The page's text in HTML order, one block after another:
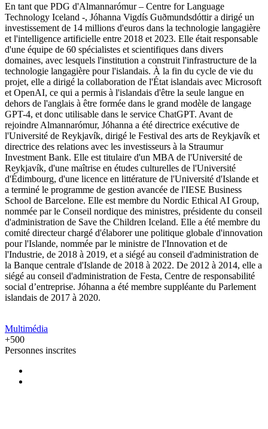
En tant que PDG d'Almannarómur – Centre for Language
Technology Iceland -, Jóhanna Vigdís Guðmundsdóttir a dirigé un
investissement de 14 millions d'euros dans la technologie langagière
et l'intelligence artificielle entre 2018 et 2023. Elle était responsable
d'une équipe de 60 spécialistes et scientifiques dans divers
domaines, avec lesquels l'institution a construit l'infrastructure de la
technologie langagière pour l'islandais. À la fin du cycle de vie du
projet, elle a dirigé la collaboration de l'État islandais avec Microsoft
et OpenAI, ce qui a permis à l'islandais d'être la seule langue en
dehors de l'anglais à être formée dans le grand modèle de langage
GPT-4, et donc utilisable dans le service ChatGPT. Avant de
rejoindre Almannarómur, Jóhanna a été directrice exécutive de
l'Université de Reykjavík, dirigé le Festival des arts de Reykjavík et
directrice des relations avec les investisseurs à la Straumur
Investment Bank. Elle est titulaire d'un MBA de l'Université de
Reykjavík, d'une maîtrise en études culturelles de l'Université
d'Édimbourg, d'une licence en littérature de l'Université d'Islande et
a terminé le programme de gestion avancée de l'IESE Business
School de Barcelone. Elle est membre du Nordic Ethical AI Group,
nommée par le Conseil nordique des ministres, présidente du conseil
d'administration de Save the Children Iceland. Elle a été membre du
comité directeur chargé d'élaborer une politique globale d'innovation
pour l'Islande, nommée par le ministre de l'Innovation et de
l'Industrie, de 2018 à 2019, et a siégé au conseil d'administration de
la Banque centrale d'Islande de 2018 à 2022. De 2012 à 2014, elle a
siégé au conseil d'administration de Festa, Centre de responsabilité
social d’entreprise. Jóhanna a été membre suppléante du Parlement
islandais de 2017 à 2020.
Multimédia
+500
Personnes inscrites